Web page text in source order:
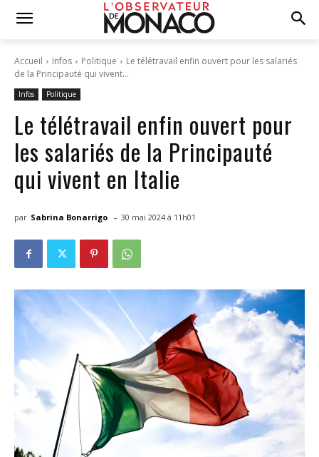
Accueil Infos Politique
Le télétravail enfin ouvert pour les salariés
de la Principauté qui vivent...
Infos Politique
Le télétravail enfin ouvert pour
les salariés de la Principauté
qui vivent en Italie
par Sabrina Bonarrigo - 30 mai 2024 à 11h01